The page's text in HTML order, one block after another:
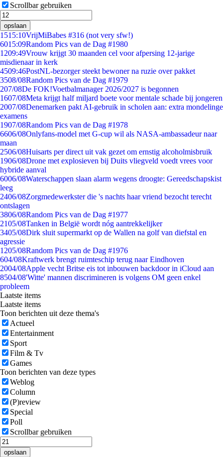
Scrollbar gebruiken
opslaan
1515:10VrijMiBabes #316 (not very sfw!)
6015:09Random Pics van de Dag #1980
1209:49Vrouw krijgt 30 maanden cel voor afpersing 12-jarige
misdienaar in kerk
4509:46PostNL-bezorger steekt bewoner na ruzie over pakket
3508/08Random Pics van de Dag #1979
207/08De FOK!Voetbalmanager 2026/2027 is begonnen
1607/08Meta krijgt half miljard boete voor mentale schade bij jongeren
2007/08Denemarken pakt AI-gebruik in scholen aan: extra mondelinge
examens
1907/08Random Pics van de Dag #1978
6606/08Onlyfans-model met G-cup wil als NASA-ambassadeur naar
maan
2506/08Huisarts per direct uit vak gezet om ernstig alcoholmisbruik
1906/08Drone met explosieven bij Duits vliegveld voedt vrees voor
hybride aanval
6006/08Waterschappen slaan alarm wegens droogte: Gereedschapskist
leeg
2406/08Zorgmedewerkster die 's nachts haar vriend bezocht terecht
ontslagen
3806/08Random Pics van de Dag #1977
2105/08Tanken in België wordt nóg aantrekkelijker
3405/08Dirk sluit supermarkt op de Wallen na golf van diefstal en
agressie
1205/08Random Pics van de Dag #1976
604/08Kraftwerk brengt ruimteschip terug naar Eindhoven
2004/08Apple vecht Britse eis tot inbouwen backdoor in iCloud aan
8504/08'Witte' mannen discrimineren is volgens OM geen enkel
probleem
Laatste items
Laatste items
Toon berichten uit deze thema's
Actueel
Entertainment
Sport
Film & Tv
Games
Toon berichten van deze types
Weblog
Column
(P)review
Special
Poll
Scrollbar gebruiken
opslaan